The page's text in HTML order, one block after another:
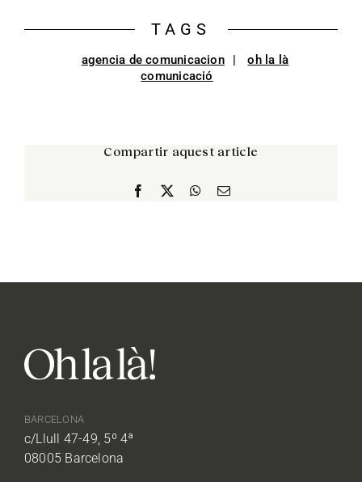
TAGS
agencia de comunicacion
oh la là
comunicació
Compartir aquest article
Facebook WhatsApp
Correo
BARCELONA
c/Llull 47-49, 5º 4ª
08005 Barcelona